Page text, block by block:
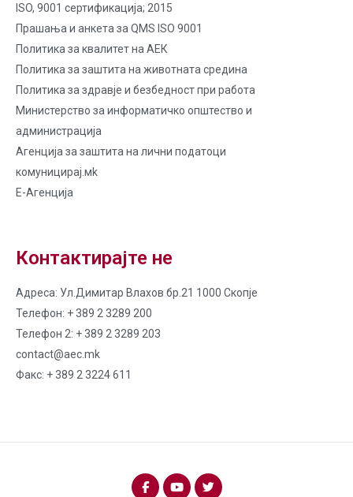
ISO, 9001 сертификација; 2015
Прашања и анкета за QMS ISO 9001
Политика за квалитет на AЕК
Политика за заштита на животната средина
Политика за здравје и безбедност при работа
Министерство за информатичко општество и
администрација
Агенција за заштита на лични податоци
комуницирај.мk
Е-Агенција
Контактирајте не
Адреса: Ул.Димитар Влахов бр.21 1000 Скопје
Телефон: + 389 2 3289 200
Телефон 2: + 389 2 3289 203
contact@aec.mk
Факс: + 389 2 3224 611